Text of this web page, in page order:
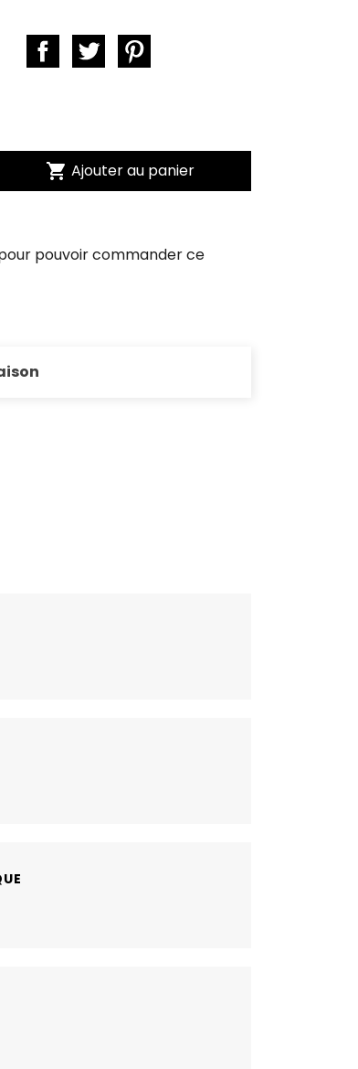
shopping_cart Ajouter au panier
pouvoir commander ce